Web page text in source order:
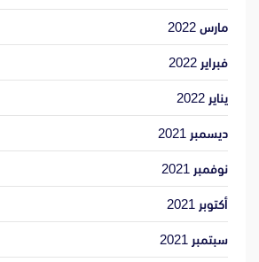
مارس 2022
فبراير 2022
يناير 2022
ديسمبر 2021
نوفمبر 2021
أكتوبر 2021
سبتمبر 2021